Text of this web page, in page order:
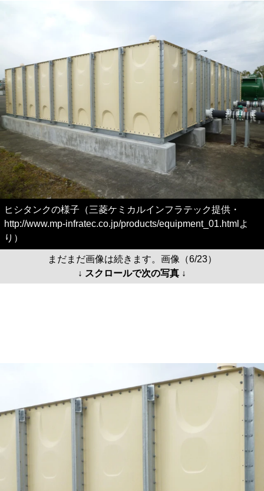
ヒシタンクの様子（三菱ケミカルインフラテック提供・
http://www.mp-infratec.co.jp/products/equipment_01.htmlよ
り）
まだまだ画像は続きます。画像（6/23）
↓ スクロールで次の写真 ↓